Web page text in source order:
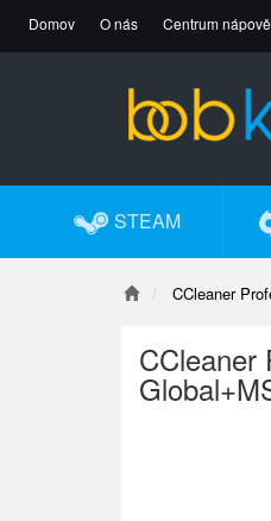
Domov O nás Centrum
STEAM
CCleaner
CCleaner